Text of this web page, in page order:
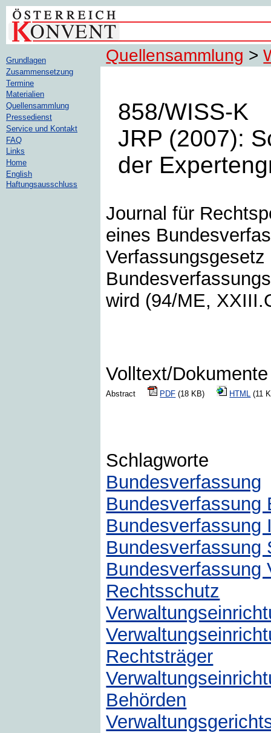
Quellensammlung >
858/WISS-K
JRP (2007):
der
Journal für
eines
wird (94/ME,
Volltext/Dokumente
Abstract PDF (18 KB) HTML (11
Schlagworte
Bundesverfassung
Bundesverfassung
Bundesverfassung
Bundesverfassung
Bundesverfassung
Rechtsschutz
Rechtsträger
Behörden
Grundlagen
Zusammensetzung
Termine
Materialien
Quellensammlung
Pressedienst
Service und Kontakt
FAQ
Links
Home
English
Haftungsausschluss